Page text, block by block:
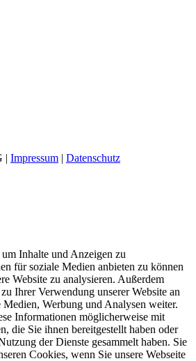
| Impressum | Datenschutz
Inhalte und Anzeigen zu
für soziale Medien anbieten zu können
Website zu analysieren. Außerdem
Ihrer Verwendung unserer Website an
Medien, Werbung und Analysen weiter.
Informationen möglicherweise mit
die Sie ihnen bereitgestellt haben oder
der Dienste gesammelt haben. Sie
Cookies, wenn Sie unsere Webseite